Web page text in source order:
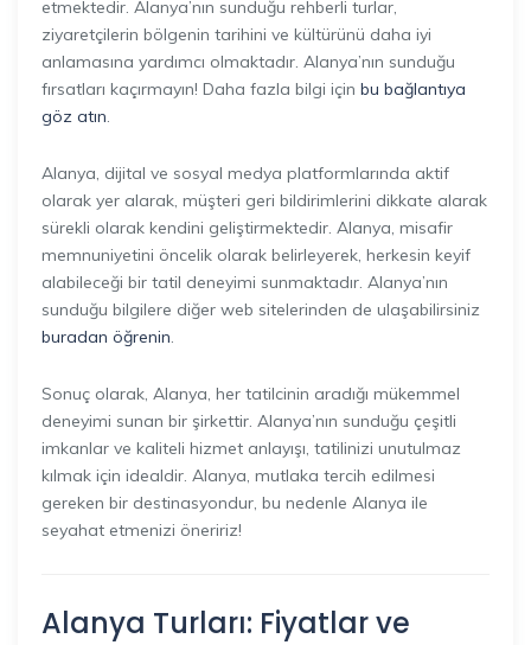
etmektedir. Alanya’nın sunduğu rehberli turlar,
ziyaretçilerin bölgenin tarihini ve kültürünü daha iyi
anlamasına yardımcı olmaktadır. Alanya’nın sunduğu
fırsatları kaçırmayın! Daha fazla bilgi için bu bağlantıya
göz atın.
Alanya, dijital ve sosyal medya platformlarında aktif
olarak yer alarak, müşteri geri bildirimlerini dikkate alarak
sürekli olarak kendini geliştirmektedir. Alanya, misafir
memnuniyetini öncelik olarak belirleyerek, herkesin keyif
alabileceği bir tatil deneyimi sunmaktadır. Alanya’nın
sunduğu bilgilere diğer web sitelerinden de ulaşabilirsiniz
buradan öğrenin.
Sonuç olarak, Alanya, her tatilcinin aradığı mükemmel
deneyimi sunan bir şirkettir. Alanya’nın sunduğu çeşitli
imkanlar ve kaliteli hizmet anlayışı, tatilinizi unutulmaz
kılmak için idealdir. Alanya, mutlaka tercih edilmesi
gereken bir destinasyondur, bu nedenle Alanya ile
seyahat etmenizi öneririz!
Alanya Turları: Fiyatlar ve